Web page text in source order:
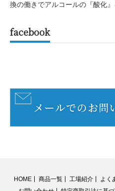
換の働きでアルコールの『酸化』
facebook
HOME 商品一覧 工場紹介 よく